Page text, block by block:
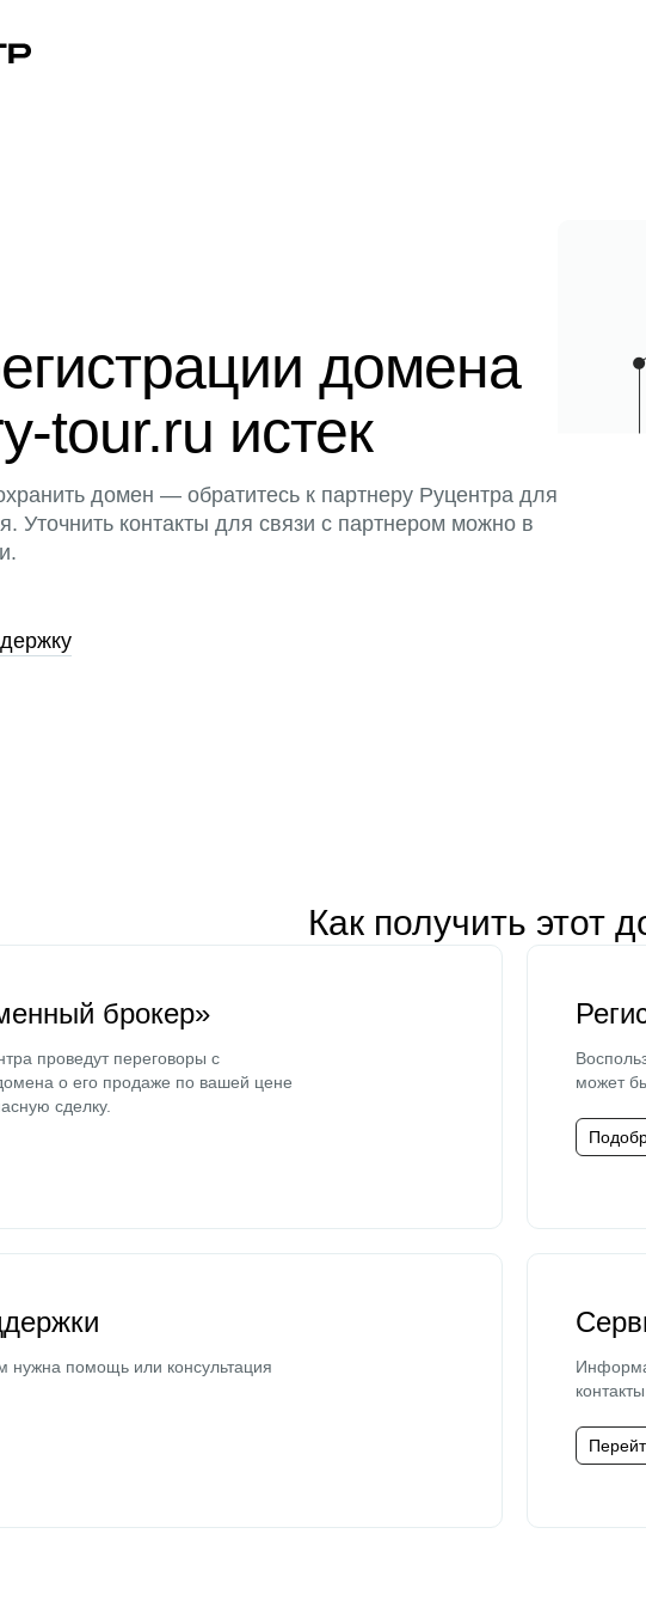
домена
tour.ru истек
домен — обратитесь к партнеру Руцентра для
Уточнить контакты для связи с партнером можно в
Как получить этот
брокер»
проведут переговоры с
о его продаже по вашей цене
сделку.
может
нужна помощь или консультация